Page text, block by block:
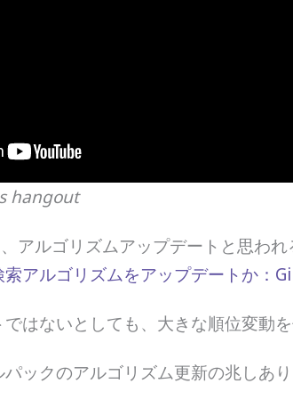
hangout
アルゴリズムアップデートと思われ
アルゴリズムをアップデートか：
はないとしても、大きな順位変動
ックのアルゴリズム更新の兆しあり